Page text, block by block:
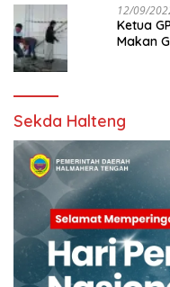
12/09/
Ketua
Makan
Sekda Halteng